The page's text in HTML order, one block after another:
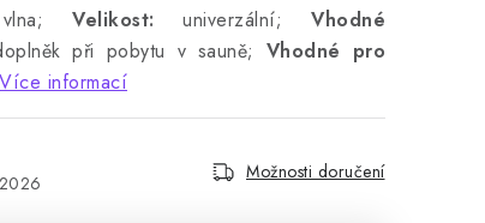
Velikost: univerzální;Vhodné
při pobytu v sauně; Vhodné pro
Více informací
Možnosti doručení